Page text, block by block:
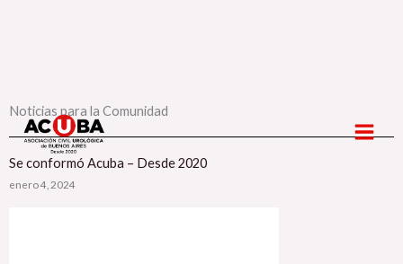
contenido
Noticias para la Comunidad
Se conformó Acuba – Desde 2020
enero 4, 2024